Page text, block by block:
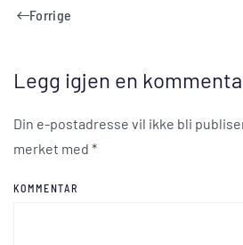
Forrige
Legg igjen en
Din e-postadresse vil ikke bli
merket med *
KOMMENTAR